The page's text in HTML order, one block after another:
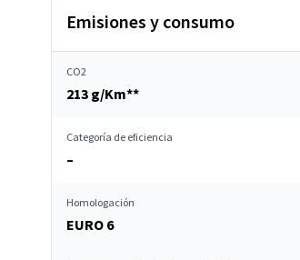
Emisiones y consumo
CO2
213 g/Km**
Categoría de eficiencia
–
Homologación
EURO 6